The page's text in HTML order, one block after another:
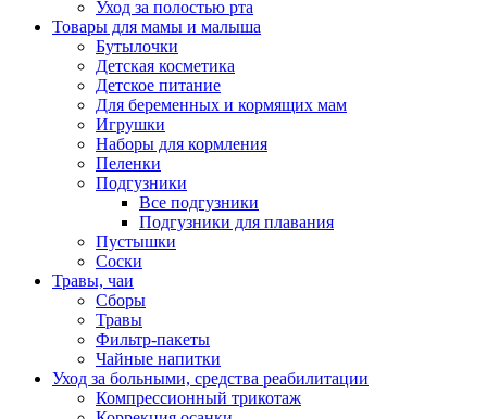
Уход за полостью рта
Товары для мамы и малыша
Бутылочки
Детская косметика
Детское питание
Для беременных и кормящих мам
Игрушки
Наборы для кормления
Пеленки
Подгузники
Все подгузники
Подгузники для плавания
Пустышки
Соски
Травы, чаи
Сборы
Травы
Фильтр-пакеты
Чайные напитки
Уход за больными, средства реабилитации
Компрессионный трикотаж